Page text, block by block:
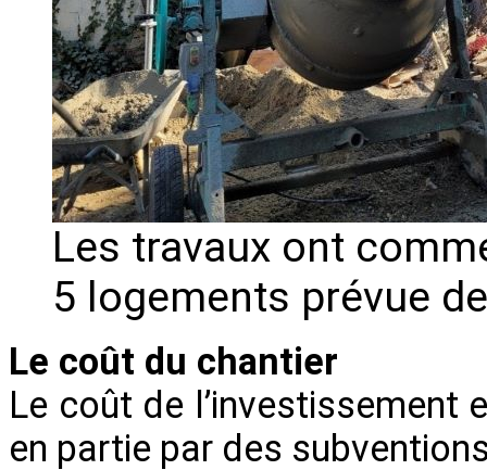
Les travaux ont
5 logements prévue
Le coût du chantier
Le coût de l’investissement
en partie par des